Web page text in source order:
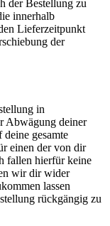
der Bestellung zu
innerhalb
Lieferzeitpunkt
der
in
Abwägung deiner
deine gesamte
einen der von dir
fallen hierfür keine
wir dir wider
lassen
rückgängig zu